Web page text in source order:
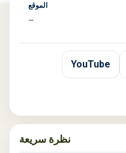
الموقع
—
YouTube
نظرة سريعة